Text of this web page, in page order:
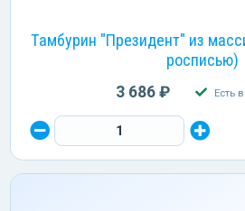
Тамбурин "Президент" из
росписью)
3 686 ₽ Есть